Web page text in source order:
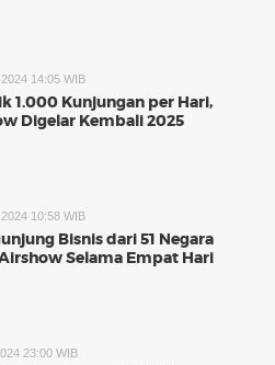
14:05 WIB
1.000 Kunjungan per Hari,
Digelar Kembali 2025
10:58 WIB
Bisnis dari 51 Negara
Selama Empat Hari
23:00 WIB